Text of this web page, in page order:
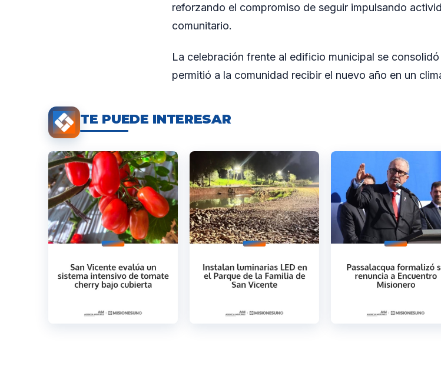
reforzando el compromiso de seguir impulsando
comunitario.
La celebración frente al edificio municipal se
permitió a la comunidad recibir el nuevo año en un
TE PUEDE INTERESAR